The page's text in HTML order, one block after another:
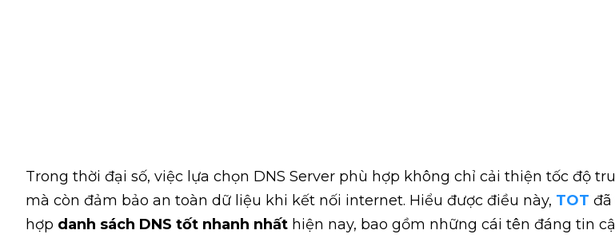
Trong thời đại số, việc lựa chọn DNS Server phù hợp không chỉ cải thiện tốc độ
mà còn đảm bảo an toàn dữ liệu khi kết nối internet. Hiểu được điều này, TOT đã
hợp danh sách DNS tốt nhanh nhất​hiện nay, bao gồm những cái tên đáng tin